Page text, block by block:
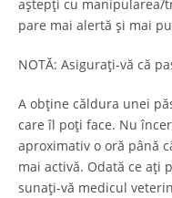
aștepți cu manipularea/
pare mai alertă și mai
NOTĂ: Asigurați-vă că
A obține căldura unei
care îl poți face. Nu
aproximativ o oră până
mai activă. Odată ce ați
sunați-vă medicul